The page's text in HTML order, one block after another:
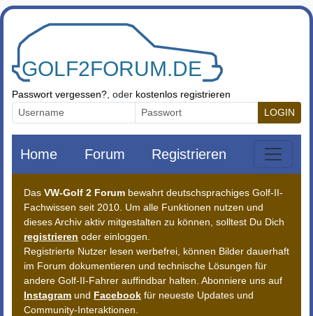
Zum Inhalt springen
Passwort vergessen? , oder kostenlos registrieren
LOGIN
Home Forum Registrieren
Das VW-Golf 2 Forum bewahrt deutschsprachiges Golf-II-
Fachwissen seit 2010. Um alle Funktionen nutzen und
dieses Archiv aktiv mitgestalten zu können, solltest Du Dich
registrieren oder einloggen.
Registrierte Nutzer lesen werbefrei, können Bilder dauerhaft
im Forum dokumentieren und technische Lösungen für
andere Golf-II-Fahrer auffindbar halten. Abonniere uns auf
Instagram und Facebook für neueste Updates und
Community-Interaktionen.